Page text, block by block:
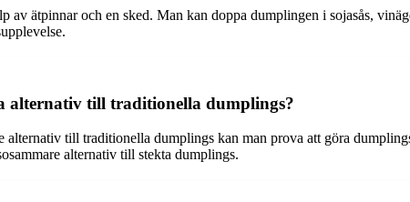
av ätpinnar och en sked. Man kan doppa dumplingen i sojasås,
alternativ till traditionella dumplings?
alternativ till traditionella dumplings kan man prova att göra
alternativ till stekta dumplings.